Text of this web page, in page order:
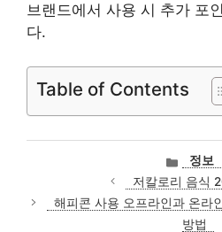
브랜드에서 사용 시 추가 포
다.
Table of Contents
카
테
고
리
정보
저칼로리 음식
해피콘 사용 오프라인과 온라
방법